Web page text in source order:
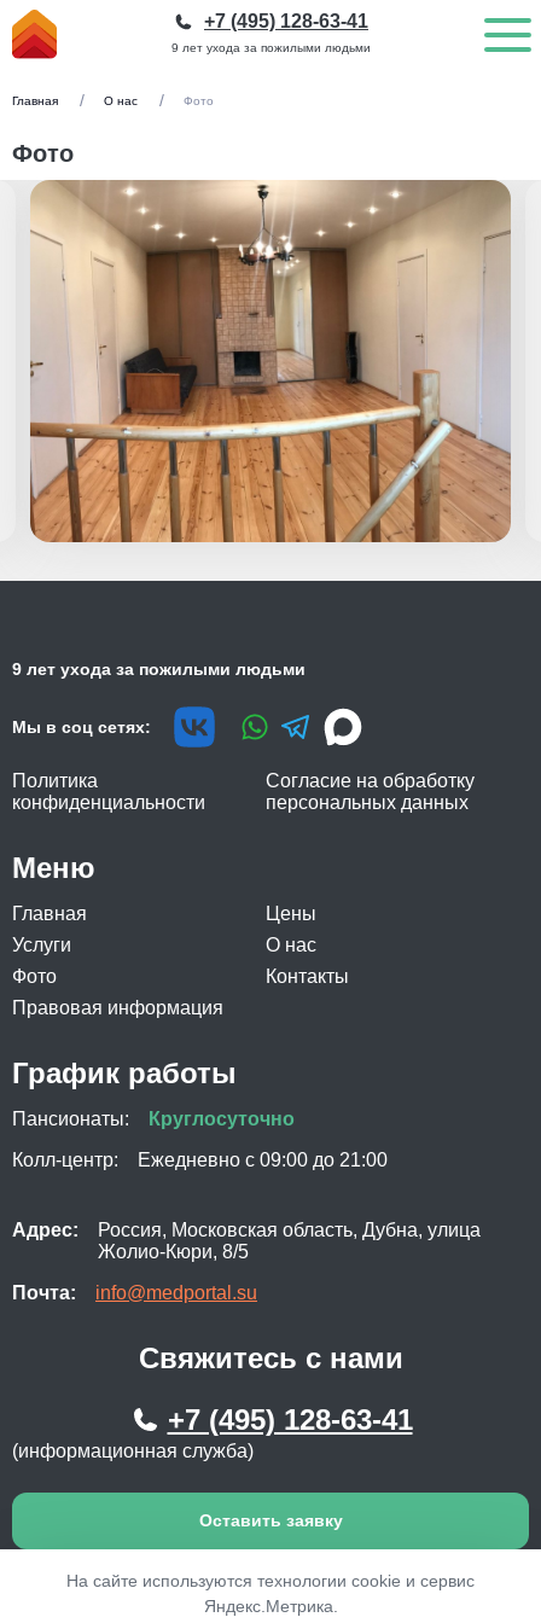
[microdata]
9 лет ухода за пожилыми людьми
+7 (495) 128-63-41
Главная О нас Фото
Фото
9 лет ухода за пожилыми людьми
Мы в соц сетях:
Политика
конфиденциальности
Согласие на обработку
персональных данных
Меню
Главная
Цены
Услуги
О нас
Фото
Контакты
Правовая информация
График работы
Пансионаты:
Круглосуточно
Колл-центр:
Ежедневно с 09:00 до 21:00
Адрес:
Россия, Московская область, Дубна, улица
Жолио-Кюри, 8/5
Почта:
info@medportal.su
Свяжитесь с нами
+7 (495) 128-63-41
(информационная служба)
Оставить заявку
На сайте используются технологии cookie и сервис
Яндекс.Метрика.